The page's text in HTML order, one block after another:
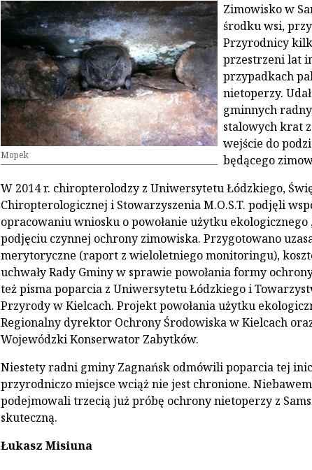
Mopek
Zimowisko w
środku wsi,
Przyrodnicy
przestrzeni lat
przypadkach
nietoperzy.
gminnych
stalowych krat
wejście do
będącego
W 2014 r. chiropterolodzy z Uniwersytetu Łódzkiego,
Chiropterologicznej i Stowarzyszenia M.O.S.T. podjęli
opracowaniu wniosku o powołanie użytku ekologicznego
podjęciu czynnej ochrony zimowiska. Przygotowano
merytoryczne (raport z wieloletniego monitoringu),
uchwały Rady Gminy w sprawie powołania formy
też pisma poparcia z Uniwersytetu Łódzkiego i
Przyrody w Kielcach. Projekt powołania użytku
Regionalny dyrektor Ochrony Środowiska w Kielcach
Wojewódzki Konserwator Zabytków.
Niestety radni gminy Zagnańsk odmówili poparcia tej
przyrodniczo miejsce wciąż nie jest chronione.
podejmowali trzecią już próbę ochrony nietoperzy z
skuteczną.
Łukasz Misiuna